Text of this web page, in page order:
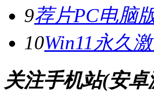
9荐片PC电脑
10Win11永久
关注手机站(安卓